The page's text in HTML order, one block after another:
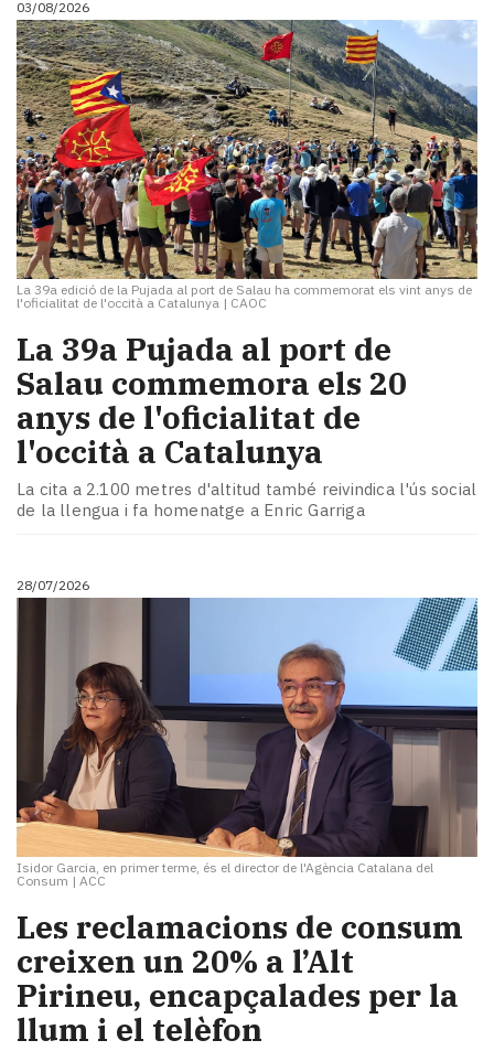
i
turisme
Cultura
Esports
Mai
tant!
TV
i
mitjans
El
temps
Reportatges
Enquestes
A
escena!
Dis
la
Subscriptors
del
Pallars
patrocinat
més
llegit...
Editorial
03/08/2026
La 39a edició de la Pujada al port de Salau ha commemorat els vint anys de
l'oficialitat de l'occità a Catalunya | CAOC
​La 39a Pujada al port de
Salau commemora els 20
anys de l'oficialitat de
l'occità a Catalunya
La cita a 2.100 metres d'altitud també reivindica l'ús social
de la llengua i fa homenatge a Enric Garriga
28/07/2026
Isidor Garcia, en primer terme, és el director de l'Agència Catalana del
Consum | ACC
​Les reclamacions de consum
creixen un 20% a l’Alt
Pirineu, encapçalades per la
llum i el telèfon